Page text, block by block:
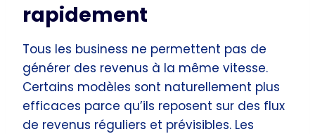
rapidement
Tous les business ne permettent pas de
générer des revenus à la même vitesse.
Certains modèles sont naturellement plus
efficaces parce qu’ils reposent sur des flux
de revenus réguliers et prévisibles. Les